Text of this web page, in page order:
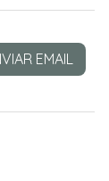
EMAIL